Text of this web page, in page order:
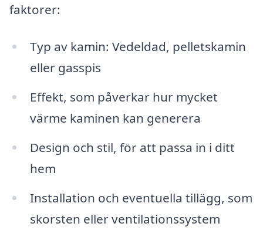
faktorer:
Typ av kamin: Vedeldad, pelletskamin
eller gasspis
Effekt, som påverkar hur mycket
värme kaminen kan generera
Design och stil, för att passa in i ditt
hem
Installation och eventuella tillägg, som
skorsten eller ventilationssystem